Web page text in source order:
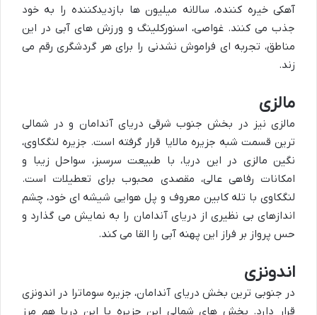
آهکی خیره کننده، سالانه میلیون ها بازدیدکننده را به خود
جذب می کنند. غواصی، اسنورکلینگ و ورزش های آبی در این
مناطق، تجربه ای فراموش نشدنی را برای هر گردشگری رقم می
زند.
مالزی
مالزی نیز در بخش جنوب شرقی دریای آندامان و در شمالی
ترین قسمت شبه جزیره مالایا قرار گرفته است. جزیره لنگکاوی،
نگین مالزی در این دریا، با طبیعت سرسبز، سواحل زیبا و
امکانات رفاهی عالی، مقصدی محبوب برای تعطیلات است.
لنگکاوی با تله کابین معروف و پل هوایی شیشه ای خود، چشم
اندازهای بی نظیری از دریای آندامان را به نمایش می گذارد و
حس پرواز بر فراز این پهنه آبی را القا می کند.
اندونزی
در جنوبی ترین بخش دریای آندامان، جزیره سوماترا در اندونزی
قرار دارد. بخش های شمالی این جزیره با این دریا هم مرز